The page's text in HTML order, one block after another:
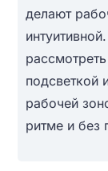
делают
подсветкой
рабочей
ритме и без